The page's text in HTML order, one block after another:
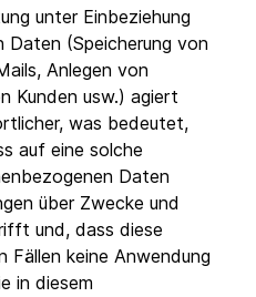
unter Einbeziehung
Daten (Speicherung von
Anlegen von
Kunden usw.) agiert
was bedeutet,
auf eine solche
Daten
über Zwecke und
und, dass diese
Fällen keine Anwendung
in diesem